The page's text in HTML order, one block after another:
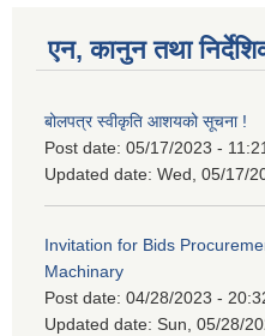
एन, कानुन तथा
बोलपत्र स्वीकृति आशयको सूचना !
Post date: 05/17/2023 - 11:21
Updated date: Wed, 05/17/
Invitation for Bids
Machinary
Post date: 04/28/2023 -
Updated date: Sun, 05/28/